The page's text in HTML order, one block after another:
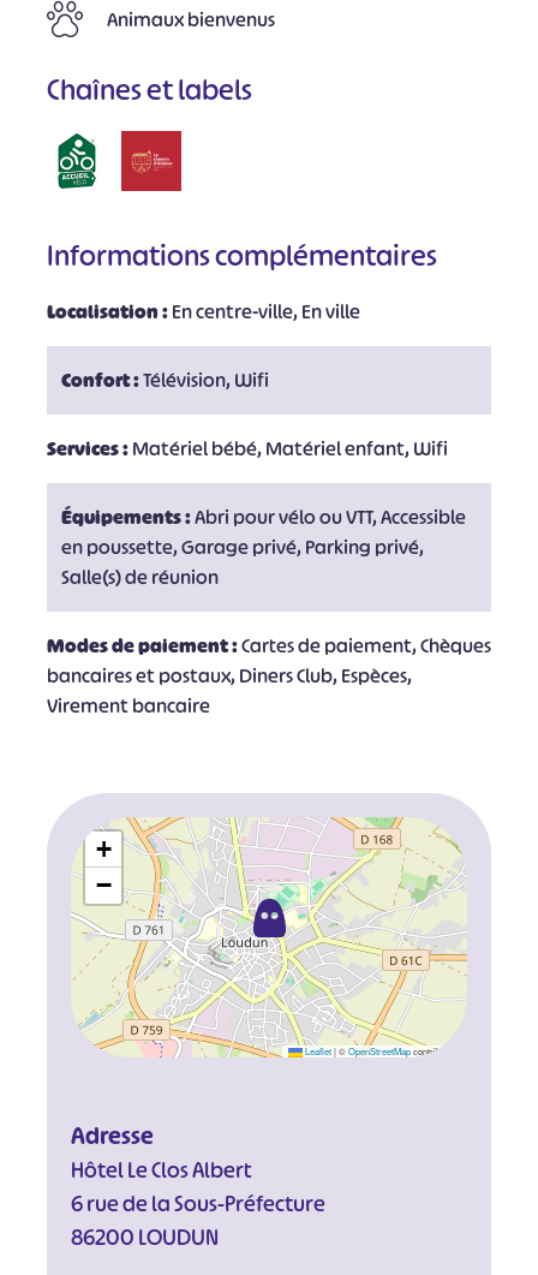
Animaux bienvenus
Chaînes et labels
Informations complémentaires
Localisation :En centre-ville, En ville
Confort :Télévision, Wifi
Services :Matériel bébé, Matériel enfant, Wifi
Équipements :Abri pour vélo ou VTT, Accessible
en poussette, Garage privé, Parking privé,
Salle(s) de réunion
Modes de paiement :Cartes de paiement, Chèques
bancaires et postaux, Diners Club, Espèces,
Virement bancaire
+
−
Leaflet |©OpenStreetMapcontributors
Adresse
Hôtel Le Clos Albert
6 rue de la Sous-Préfecture
86200 LOUDUN